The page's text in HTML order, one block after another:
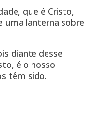
que é Cristo,
uma lanterna sobre
diante desse
é o nosso
têm sido.